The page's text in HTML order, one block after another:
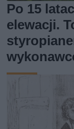
Po 15
elewacji.